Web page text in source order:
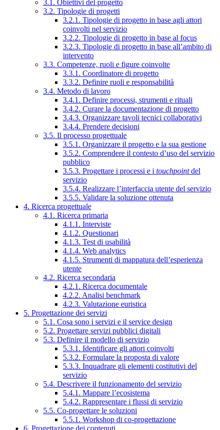
3.1. Obiettivi del progetto
3.2. Tipologie di progetti
3.2.1. Tipologie di progetto in base agli attori
coinvolti nel servizio
3.2.2. Tipologie di progetto in base al focus
3.2.3. Tipologie di progetto in base all’ambito di
intervento
3.3. Competenze, ruoli e figure coinvolte
3.3.1. Coordinatore di progetto
3.3.2. Definire ruoli e responsabilità
3.4. Metodo di lavoro
3.4.1. Definire processi, strumenti e rituali
3.4.2. Curare la documentazione di progetto
3.4.3. Organizzare tavoli tecnici collaborativi
3.4.4. Prendere decisioni
3.5. Il processo progettuale
3.5.1. Organizzare il progetto e la sua gestione
3.5.2. Comprendere il contesto d’uso del servizio
pubblico
3.5.3. Progettare i processi e i touchpointdel
servizio
3.5.4. Realizzare l’interfaccia utente del servizio
3.5.5. Validare la soluzione ottenuta
4. Ricerca progettuale
4.1. Ricerca primaria
4.1.1. Interviste
4.1.2. Questionari
4.1.3. Test di usabilità
4.1.4. Web analytics
4.1.5. Strumenti di mappatura dell’esperienza
utente
4.2. Ricerca secondaria
4.2.1. Ricerca documentale
4.2.2. Analisi benchmark
4.2.3. Valutazione euristica
5. Progettazione dei servizi
5.1. Cosa sono i servizi e il service design
5.2. Progettare servizi pubblici digitali
5.3. Definire il modello di servizio
5.3.1. Identificare gli attori coinvolti
5.3.2. Formulare la proposta di valore
5.3.3. Inquadrare gli elementi costitutivi del
servizio
5.4. Descrivere il funzionamento del servizio
5.4.1. Mappare l’ecosistema
5.4.2. Rappresentare i flussi di servizio
5.5. Co-progettare le soluzioni
5.5.1. Workshop di co-progettazione
6. Progettazione dei contenuti